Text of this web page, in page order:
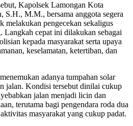
Kapolsek Lamongan Kota
S.H., M.M., bersama anggota segera
melakukan pengecekan sekaligus
Langkah cepat ini dilakukan sebagai
kepada masyarakat serta upaya
keselamatan, ketertiban, dan
adanya tumpahan solar
jalan. Kondisi tersebut dinilai cukup
jalan menjadi licin dan
terutama bagi pengendara roda dua
masyarakat yang cukup padat.